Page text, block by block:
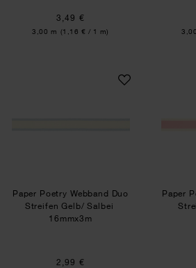
3,49 €
Inhalt:
3,00 m (1,16 € / 1 m)
Paper Poetry Webband
Paper Poetry Webband Duo
Streifen Gelb/ Salbei
16mmx3m
2,99 €
Paper